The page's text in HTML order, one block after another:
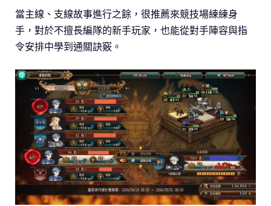
當主線、支線故事進行之餘，很推薦來競技場練練身
手，對於不擅長編隊的新手玩家，也能從對手陣容與指
令安排中學到通關訣竅。